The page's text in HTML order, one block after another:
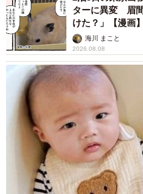
2026.08.07
猫用の爪研ぎお
ってますか？」
「100点満点」「
梨木 香奈
2026.08.07
猫2匹が段ボー
パンチ」の応酬
～！」「おばち
梨木 香奈
2026.08.07
「ちょっとババ
日に手作りト
藍染めに漂う
ごい」